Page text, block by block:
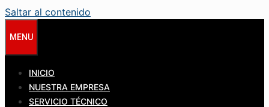
Saltar al contenido
MENU
INICIO
NUESTRA EMPRESA
SERVICIO TÉCNICO